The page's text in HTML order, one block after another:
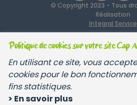
Politique de cookies sur votre site Cap
En utilisant ce site, vous
cookies pour le bon
fins statistiques.
> En savoir plus
© Copyright 2023 - Tous
Réalisation
Integral Service